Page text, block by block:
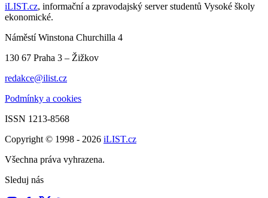
iLIST.cz, informační a zpravodajský server studentů Vysoké školy
ekonomické.
Náměstí Winstona Churchilla 4
130 67 Praha 3 – Žižkov
redakce@ilist.cz
Podmínky a cookies
ISSN 1213-8568
Copyright © 1998 - 2026 iLIST.cz
Všechna práva vyhrazena.
Sleduj nás